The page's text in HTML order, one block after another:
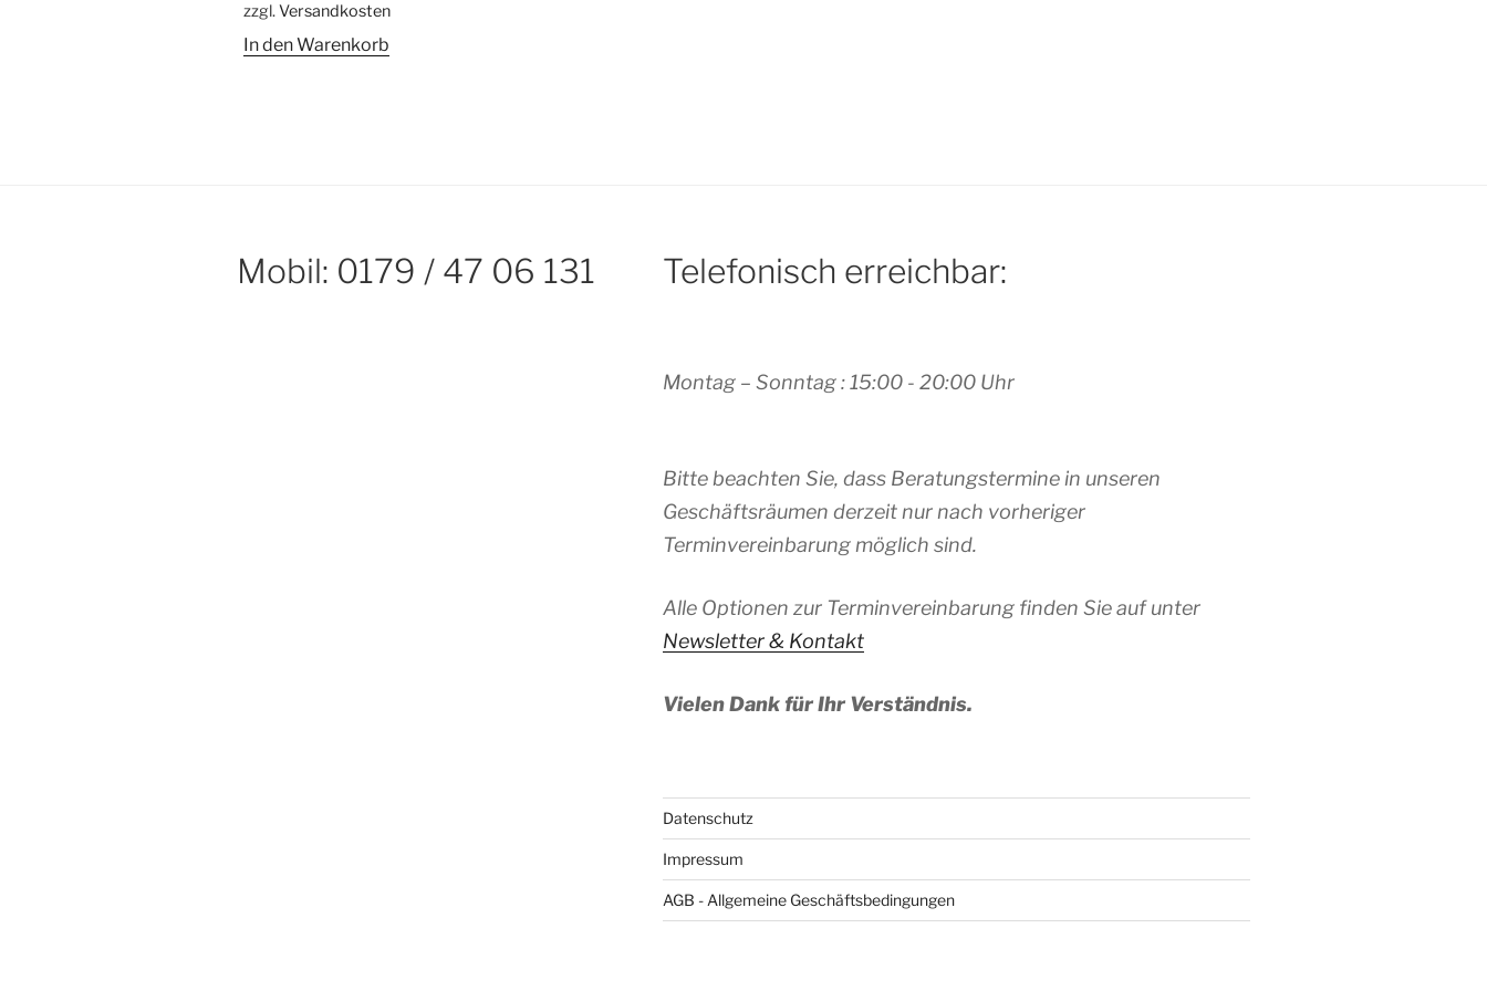
zzgl.Versandkosten
In den Warenkorb
Mobil: 0179 / 47 06 131 Telefonisch erreichbar:
Montag – Sonntag : 15:00 - 20:00 Uhr
Bitte beachten Sie, dass Beratungstermine in unseren
Geschäftsräumen derzeit nur nach vorheriger
Terminvereinbarung möglich sind.
Alle Optionen zur Terminvereinbarung finden Sie auf unter
Newsletter & Kontakt
Vielen Dank für Ihr Verständnis.
Datenschutz
Impressum
AGB - Allgemeine Geschäftsbedingungen